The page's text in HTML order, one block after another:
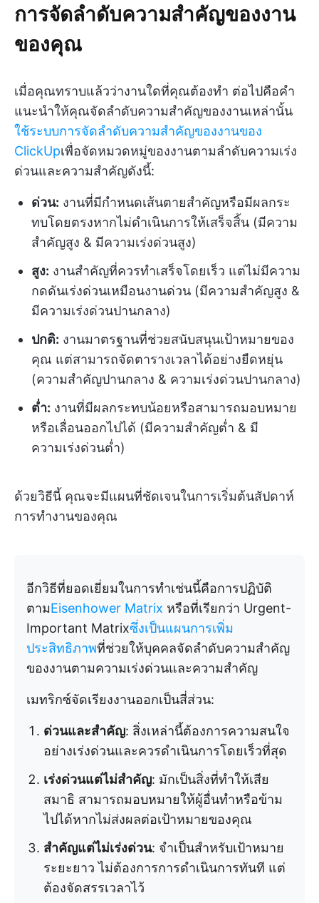
การจัดลำดับความสำคัญของงาน
ของคุณ
เมื่อคุณทราบแล้วว่างานใดที่คุณต้องทำ ต่อไปคือคำ
แนะนำให้คุณจัดลำดับความสำคัญของงานเหล่านั้น
ใช้ระบบการจัดลำดับความสำคัญของงานของ
ClickUpเพื่อจัดหมวดหมู่ของงานตามลำดับความเร่ง
ด่วนและความสำคัญดังนี้:
ด่วน: งานที่มีกำหนดเส้นตายสำคัญหรือมีผลกระ
ทบโดยตรงหากไม่ดำเนินการให้เสร็จสิ้น (มีความ
สำคัญสูง & มีความเร่งด่วนสูง)
สูง: งานสำคัญที่ควรทำเสร็จโดยเร็ว แต่ไม่มีความ
กดดันเร่งด่วนเหมือนงานด่วน (มีความสำคัญสูง &
มีความเร่งด่วนปานกลาง)
ปกติ: งานมาตรฐานที่ช่วยสนับสนุนเป้าหมายของ
คุณ แต่สามารถจัดตารางเวลาได้อย่างยืดหยุ่น
(ความสำคัญปานกลาง & ความเร่งด่วนปานกลาง)
ต่ำ: งานที่มีผลกระทบน้อยหรือสามารถมอบหมาย
หรือเลื่อนออกไปได้ (มีความสำคัญต่ำ & มี
ความเร่งด่วนต่ำ)
ด้วยวิธีนี้ คุณจะมีแผนที่ชัดเจนในการเริ่มต้นสัปดาห์
การทำงานของคุณ
อีกวิธีที่ยอดเยี่ยมในการทำเช่นนี้คือการปฏิบัติ
ตามEisenhower Matrix หรือที่เรียกว่า Urgent-
Important Matrixซึ่งเป็นแผนการเพิ่ม
ประสิทธิภาพที่ช่วยให้บุคคลจัดลำดับความสำคัญ
ของงานตามความเร่งด่วนและความสำคัญ
เมทริกซ์จัดเรียงงานออกเป็นสี่ส่วน:
ด่วนและสำคัญ: สิ่งเหล่านี้ต้องการความสนใจ
อย่างเร่งด่วนและควรดำเนินการโดยเร็วที่สุด
เร่งด่วนแต่ไม่สำคัญ: มักเป็นสิ่งที่ทำให้เสีย
สมาธิ สามารถมอบหมายให้ผู้อื่นทำหรือข้าม
ไปได้หากไม่ส่งผลต่อเป้าหมายของคุณ
สำคัญแต่ไม่เร่งด่วน: จำเป็นสำหรับเป้าหมาย
ระยะยาว ไม่ต้องการการดำเนินการทันที แต่
ต้องจัดสรรเวลาไว้